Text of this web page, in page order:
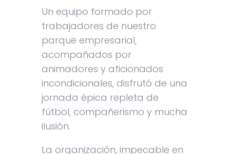
Un equipo formado por
trabajadores de nuestro
parque empresarial,
acompañados por
animadores y aficionados
incondicionales, disfrutó de una
jornada épica repleta de
fútbol, compañerismo y mucha
ilusión.
La organización, impecable en